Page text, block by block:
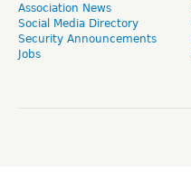
Association News
Social Media Directory
Security Announcements
Jobs